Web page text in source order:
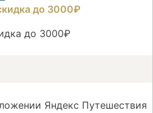
до 3000₽
Яндекс Путешествия